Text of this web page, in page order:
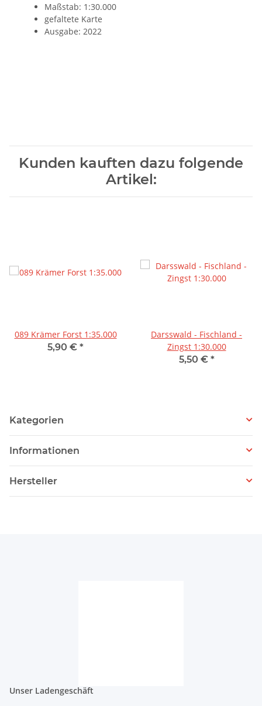
Maßstab: 1:30.000
gefaltete Karte
Ausgabe: 2022
Kunden kauften dazu folgende
Artikel:
089 Krämer Forst 1:35.000
5,90 € *
Darsswald - Fischland -
Zingst 1:30.000
5,50 € *
Kategorien
Informationen
Hersteller
Unser Ladengeschäft